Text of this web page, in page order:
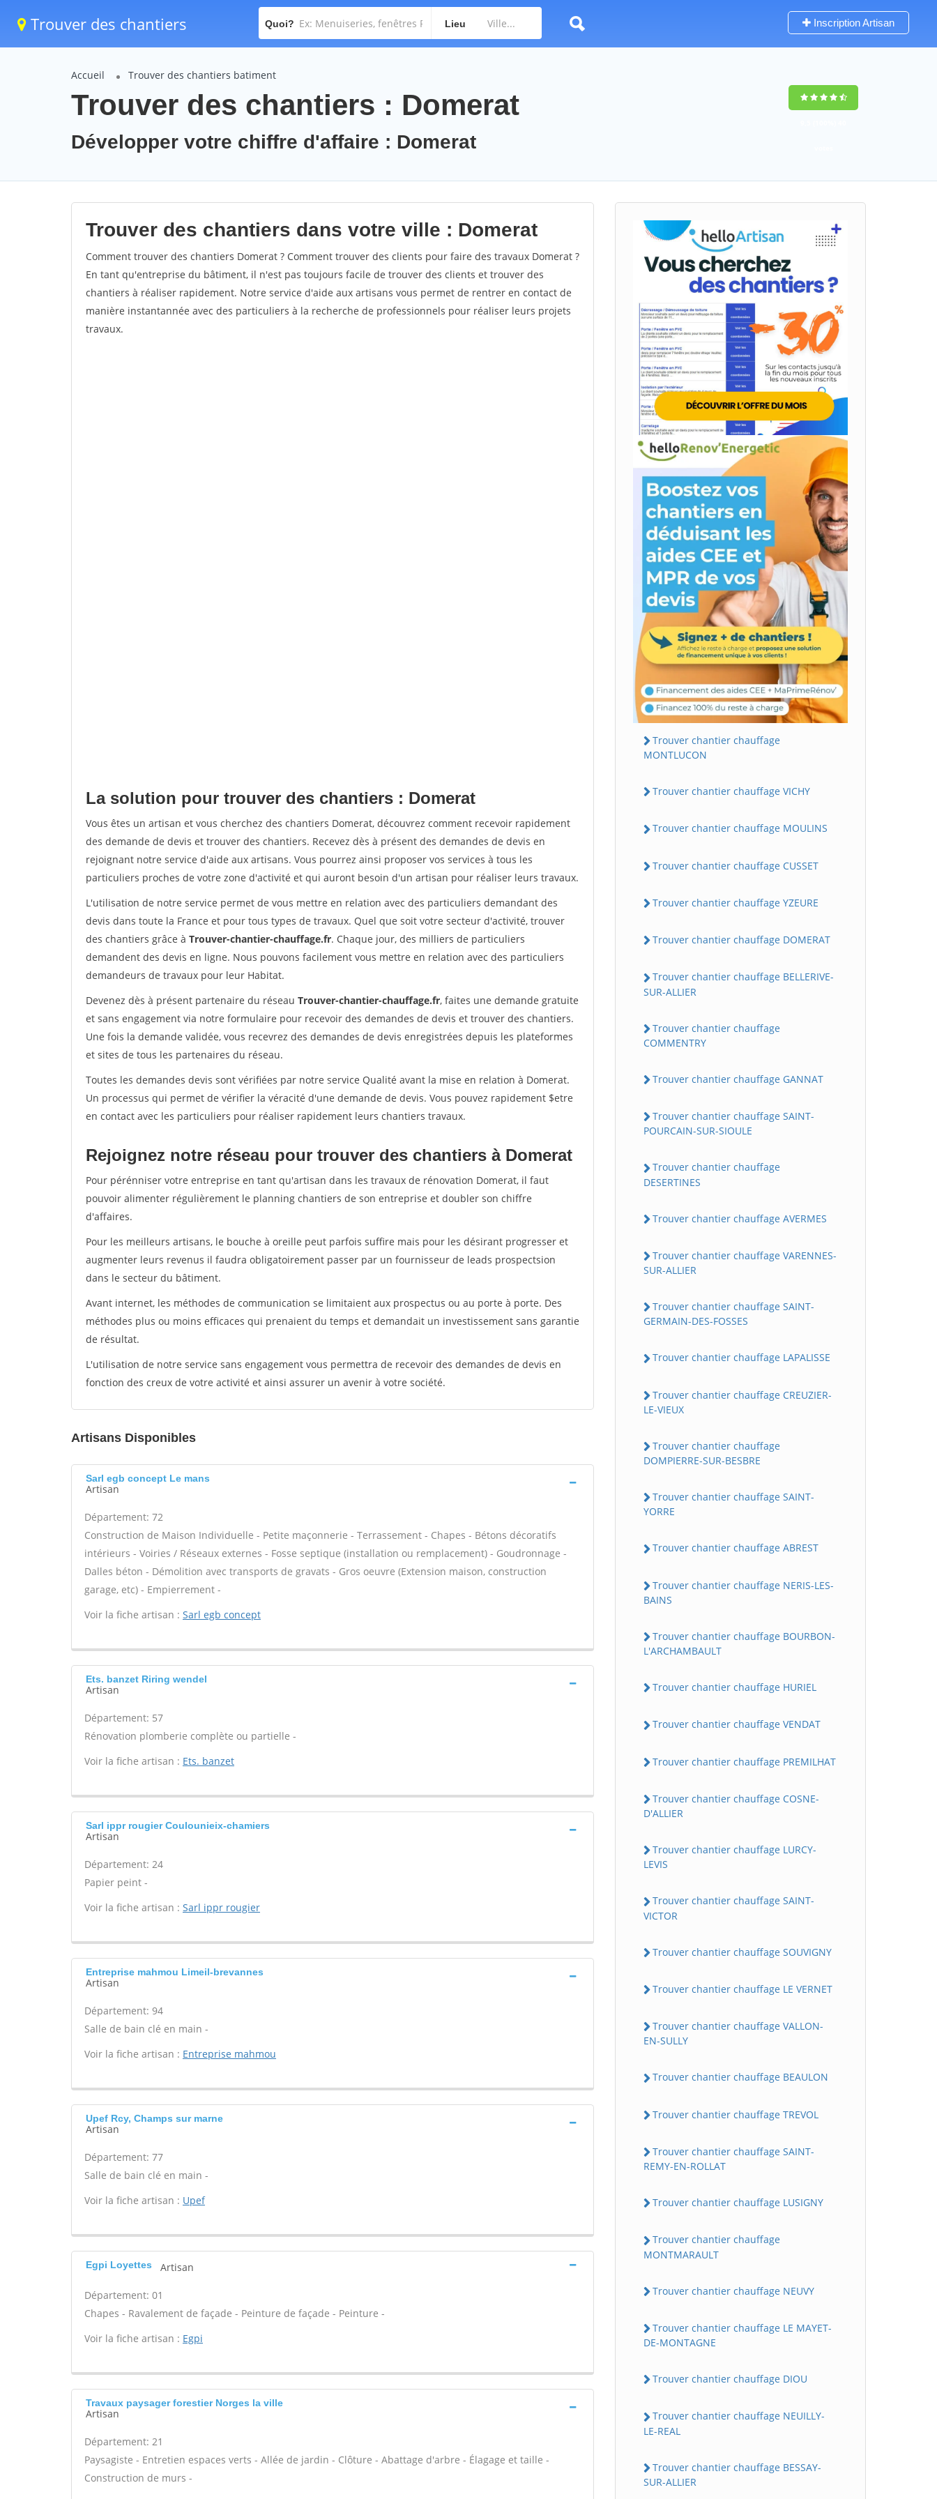
Trouver des chantiers Quoi? Lieu Inscription Artisan
Accueil Trouver des chantiers batiment
Trouver des chantiers : Domerat
Développer votre chiffre d'affaire : Domerat
Trouver des chantiers dans votre ville : Domerat
Comment trouver des chantiers Domerat ? Comment trouver des clients pour faire des travaux Domerat ?
En tant qu'entreprise du bâtiment, il n'est pas toujours facile de trouver des clients et trouver des
chantiers à réaliser rapidement. Notre service d'aide aux artisans vous permet de rentrer en contact de
manière instantannée avec des particuliers à la recherche de professionnels pour réaliser leurs projets
travaux.
La solution pour trouver des chantiers : Domerat
Vous êtes un artisan et vous cherchez des chantiers Domerat, découvrez comment recevoir rapidement
des demande de devis et trouver des chantiers. Recevez dès à présent des demandes de devis en
rejoignant notre service d'aide aux artisans. Vous pourrez ainsi proposer vos services à tous les
particuliers proches de votre zone d'activité et qui auront besoin d'un artisan pour réaliser leurs travaux.
L'utilisation de notre service permet de vous mettre en relation avec des particuliers demandant des
devis dans toute la France et pour tous types de travaux. Quel que soit votre secteur d'activité, trouver
des chantiers grâce à Trouver-chantier-chauffage.fr. Chaque jour, des milliers de particuliers
demandent des devis en ligne. Nous pouvons facilement vous mettre en relation avec des particuliers
demandeurs de travaux pour leur Habitat.
Devenez dès à présent partenaire du réseau Trouver-chantier-chauffage.fr, faites une demande gratuite
et sans engagement via notre formulaire pour recevoir des demandes de devis et trouver des chantiers.
Une fois la demande validée, vous recevrez des demandes de devis enregistrées depuis les plateformes
et sites de tous les partenaires du réseau.
Toutes les demandes devis sont vérifiées par notre service Qualité avant la mise en relation à Domerat.
Un processus qui permet de vérifier la véracité d'une demande de devis. Vous pouvez rapidement $etre
en contact avec les particuliers pour réaliser rapidement leurs chantiers travaux.
Rejoignez notre réseau pour trouver des chantiers à Domerat
Pour pérénniser votre entreprise en tant qu'artisan dans les travaux de rénovation Domerat, il faut
pouvoir alimenter régulièrement le planning chantiers de son entreprise et doubler son chiffre
d'affaires.
Pour les meilleurs artisans, le bouche à oreille peut parfois suffire mais pour les désirant progresser et
augmenter leurs revenus il faudra obligatoirement passer par un fournisseur de leads prospectsion
dans le secteur du bâtiment.
Avant internet, les méthodes de communication se limitaient aux prospectus ou au porte à porte. Des
méthodes plus ou moins efficaces qui prenaient du temps et demandait un investissement sans garantie
de résultat.
L'utilisation de notre service sans engagement vous permettra de recevoir des demandes de devis en
fonction des creux de votre activité et ainsi assurer un avenir à votre société.
Artisans Disponibles
Sarl egb concept Le mans
Artisan
Département: 72
Construction de Maison Individuelle - Petite maçonnerie - Terrassement - Chapes - Bétons décoratifs
intérieurs - Voiries / Réseaux externes - Fosse septique (installation ou remplacement) - Goudronnage -
Dalles béton - Démolition avec transports de gravats - Gros oeuvre (Extension maison, construction
garage, etc) - Empierrement -
Voir la fiche artisan : Sarl egb concept
Ets. banzet Riring wendel
Artisan
Département: 57
Rénovation plomberie complète ou partielle -
Voir la fiche artisan : Ets. banzet
Sarl ippr rougier Coulounieix-chamiers
Artisan
Département: 24
Papier peint -
Voir la fiche artisan : Sarl ippr rougier
Entreprise mahmou Limeil-brevannes
Artisan
Département: 94
Salle de bain clé en main -
Voir la fiche artisan : Entreprise mahmou
Upef Rcy, Champs sur marne
Artisan
Département: 77
Salle de bain clé en main -
Voir la fiche artisan : Upef
Egpi Loyettes Artisan
Département: 01
Chapes - Ravalement de façade - Peinture de façade - Peinture -
Voir la fiche artisan : Egpi
Travaux paysager forestier Norges la ville
Artisan
Département: 21
Paysagiste - Entretien espaces verts - Allée de jardin - Clôture - Abattage d'arbre - Élagage et taille -
Construction de murs -
Trouver chantier chauffage
MONTLUCON
Trouver chantier chauffage VICHY
Trouver chantier chauffage MOULINS
Trouver chantier chauffage CUSSET
Trouver chantier chauffage YZEURE
Trouver chantier chauffage DOMERAT
Trouver chantier chauffage BELLERIVE-
SUR-ALLIER
Trouver chantier chauffage
COMMENTRY
Trouver chantier chauffage GANNAT
Trouver chantier chauffage SAINT-
POURCAIN-SUR-SIOULE
Trouver chantier chauffage
DESERTINES
Trouver chantier chauffage AVERMES
Trouver chantier chauffage VARENNES-
SUR-ALLIER
Trouver chantier chauffage SAINT-
GERMAIN-DES-FOSSES
Trouver chantier chauffage LAPALISSE
Trouver chantier chauffage CREUZIER-
LE-VIEUX
Trouver chantier chauffage
DOMPIERRE-SUR-BESBRE
Trouver chantier chauffage SAINT-
YORRE
Trouver chantier chauffage ABREST
Trouver chantier chauffage NERIS-LES-
BAINS
Trouver chantier chauffage BOURBON-
L'ARCHAMBAULT
Trouver chantier chauffage HURIEL
Trouver chantier chauffage VENDAT
Trouver chantier chauffage PREMILHAT
Trouver chantier chauffage COSNE-
D'ALLIER
Trouver chantier chauffage LURCY-
LEVIS
Trouver chantier chauffage SAINT-
VICTOR
Trouver chantier chauffage SOUVIGNY
Trouver chantier chauffage LE VERNET
Trouver chantier chauffage VALLON-
EN-SULLY
Trouver chantier chauffage BEAULON
Trouver chantier chauffage TREVOL
Trouver chantier chauffage SAINT-
REMY-EN-ROLLAT
Trouver chantier chauffage LUSIGNY
Trouver chantier chauffage
MONTMARAULT
Trouver chantier chauffage NEUVY
Trouver chantier chauffage LE MAYET-
DE-MONTAGNE
Trouver chantier chauffage DIOU
Trouver chantier chauffage NEUILLY-
LE-REAL
Trouver chantier chauffage BESSAY-
SUR-ALLIER